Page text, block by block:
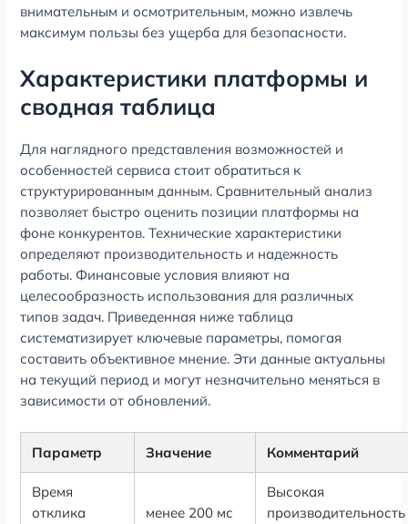
внимательным и осмотрительным, можно извлечь
максимум пользы без ущерба для безопасности.
Характеристики платформы и
сводная таблица
Для наглядного представления возможностей и
особенностей сервиса стоит обратиться к
структурированным данным. Сравнительный анализ
позволяет быстро оценить позиции платформы на
фоне конкурентов. Технические характеристики
определяют производительность и надежность
работы. Финансовые условия влияют на
целесообразность использования для различных
типов задач. Приведенная ниже таблица
систематизирует ключевые параметры, помогая
составить объективное мнение. Эти данные актуальны
на текущий период и могут незначительно меняться в
зависимости от обновлений.
Параметр Значение Комментарий
Время
отклика
менее 200 мс
Высокая
производительность